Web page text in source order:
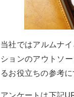
当社ではアルムナ
ションのアウトソ
るお役立ちの参考